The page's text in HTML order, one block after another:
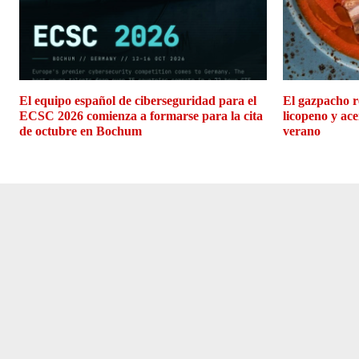
El equipo español de ciberseguridad para el
ECSC 2026 comienza a formarse para la cita
de octubre en Bochum
El gazpacho
licopeno y
verano